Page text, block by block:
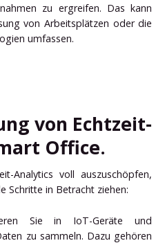
zu ergreifen. Das kann
von Arbeitsplätzen oder die
umfassen.
von Echtzeit-
Office.
Analytics voll auszuschöpfen,
Schritte in Betracht ziehen:
Sie in IoT-Geräte und
zu sammeln. Dazu gehören